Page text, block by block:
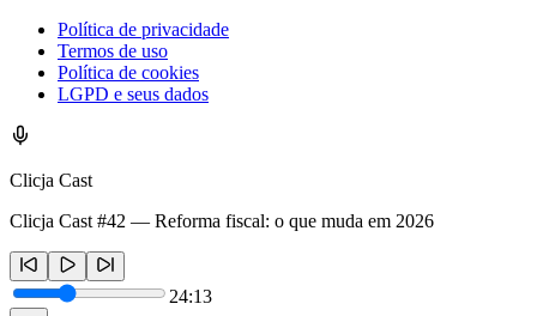
Política de privacidade
Termos de uso
Política de cookies
LGPD e seus dados
Clicja Cast
Clicja Cast #42 — Reforma fiscal: o que muda em 2026
24:13